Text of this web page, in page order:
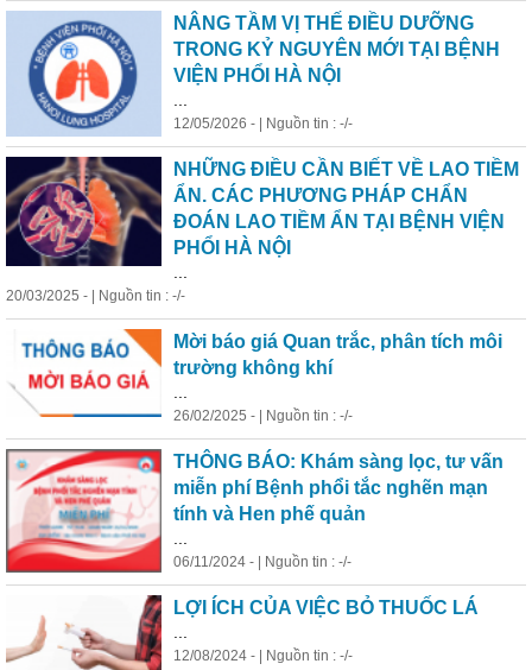
NÂNG TẦM VỊ THẾ ĐIỀU DƯỠNG
TRONG KỶ NGUYÊN MỚI TẠI BỆNH
VIỆN PHỔI HÀ NỘI
...
12/05/2026 - | Nguồn tin : -/-
NHỮNG ĐIỀU CẦN BIẾT VỀ LAO TIỀM
ẨN. CÁC PHƯƠNG PHÁP CHẨN
ĐOÁN LAO TIỀM ẨN TẠI BỆNH VIỆN
PHỔI HÀ NỘI
...
20/03/2025 - | Nguồn tin : -/-
Mời báo giá Quan trắc, phân tích môi
trường không khí
...
26/02/2025 - | Nguồn tin : -/-
THÔNG BÁO: Khám sàng lọc, tư vấn
miễn phí Bệnh phổi tắc nghẽn mạn
tính và Hen phế quản
...
06/11/2024 - | Nguồn tin : -/-
LỢI ÍCH CỦA VIỆC BỎ THUỐC LÁ
...
12/08/2024 - | Nguồn tin : -/-